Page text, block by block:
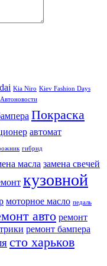
Kia Niro Kiev Fashion Days
Автоновости
Покраска
автомат
гибрид
масла замена свечей
кузовной
моторное масло педаль
авто ремонт
ремонт бампера
сто харьков